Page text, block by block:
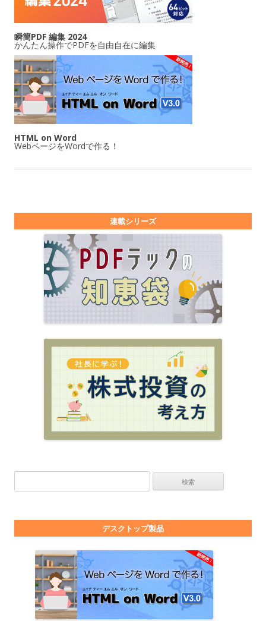
瞬簡PDF 編集 2024
かんたん操作でPDFを自由自在に編集
HTML on Word
WebページをWordで作る！
連載シリーズ
デスクトップ製品